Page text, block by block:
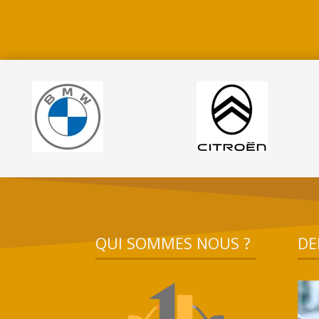
QUI SOMMES NOUS ?